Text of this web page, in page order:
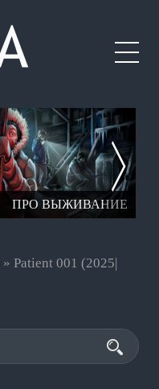
ПРО ВЫЖИВАНИЕ
» Patient 001 (2025|